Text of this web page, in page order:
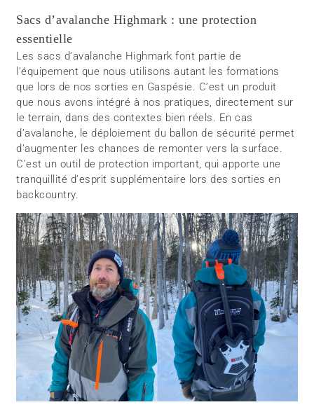
Sacs d’avalanche Highmark : une protection
essentielle
Les sacs d’avalanche Highmark font partie de
l’équipement que nous utilisons autant les formations
que lors de nos sorties en Gaspésie. C’est un produit
que nous avons intégré à nos pratiques, directement sur
le terrain, dans des contextes bien réels. En cas
d’avalanche, le déploiement du ballon de sécurité permet
d’augmenter les chances de remonter vers la surface.
C’est un outil de protection important, qui apporte une
tranquillité d’esprit supplémentaire lors des sorties en
backcountry.